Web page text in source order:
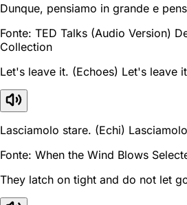
Dunque, pensiamo in grande e
Fonte: TED Talks (Audio Version)
Collection
Let's leave it. (Echoes) Let's leave
Lasciamolo stare. (Echi)
Fonte: When the Wind Blows
They latch on tight and do not let